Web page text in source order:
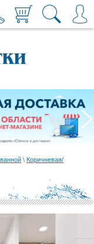
\ Коричневая/